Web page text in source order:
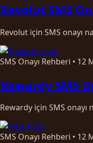
Revolut SMS
Revolut için SMS onayı
SMS Onayı Rehberi • 12
Rewardy SMS
Rewardy için SMS
SMS Onayı Rehberi • 12